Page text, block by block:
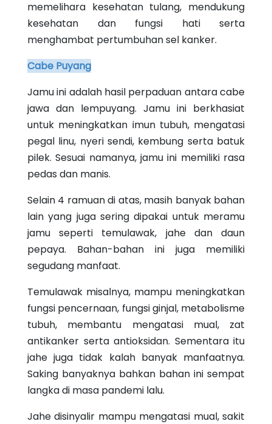
memelihara kesehatan tulang, mendukung
kesehatan dan fungsi hati serta
menghambat pertumbuhan sel kanker.
Cabe Puyang
Jamu ini adalah hasil perpaduan antara cabe
jawa dan lempuyang. Jamu ini berkhasiat
untuk meningkatkan imun tubuh, mengatasi
pegal linu, nyeri sendi, kembung serta batuk
pilek. Sesuai namanya, jamu ini memiliki rasa
pedas dan manis.
Selain 4 ramuan di atas, masih banyak bahan
lain yang juga sering dipakai untuk meramu
jamu seperti temulawak, jahe dan daun
pepaya. Bahan-bahan ini juga memiliki
segudang manfaat.
Temulawak misalnya, mampu meningkatkan
fungsi pencernaan, fungsi ginjal, metabolisme
tubuh, membantu mengatasi mual, zat
antikanker serta antioksidan. Sementara itu
jahe juga tidak kalah banyak manfaatnya.
Saking banyaknya bahkan bahan ini sempat
langka di masa pandemi lalu.
Jahe disinyalir mampu mengatasi mual, sakit